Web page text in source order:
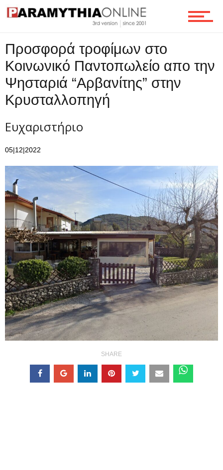
Επικοινωνία
Προσφορά τροφίμων στο
Κοινωνικό Παντοπωλείο απο την
Ψησταριά “Αρβανίτης” στην
Κρυσταλλοπηγή
Ευχαριστήριο
05|12|2022
SHARE